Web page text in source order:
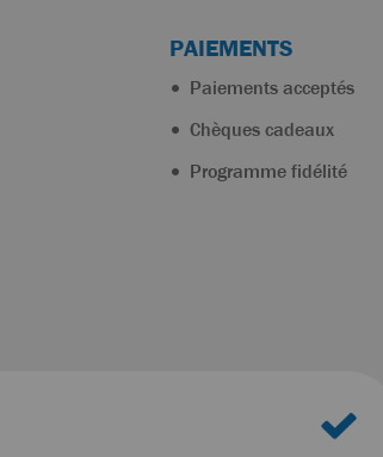
PAIEMENTS
Paiements acceptés
Chèques cadeaux
Programme fidélité